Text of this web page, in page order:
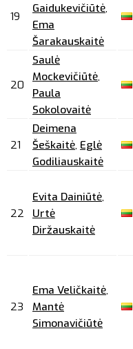
19
Gaidukevičiūtė,
Ema
Šarakauskaitė
20
Saulė
Mockevičiūtė,
Paula
Sokolovaitė
21
Deimena
Šeškaitė, Eglė
Godiliauskaitė
22
Evita Dainiūtė,
Urtė
Diržauskaitė
23
Ema Veličkaitė,
Mantė
Simonavičiūtė